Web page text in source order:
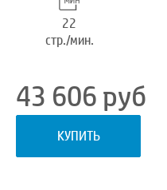
22
стр./мин.
43 606руб
КУПИТЬ